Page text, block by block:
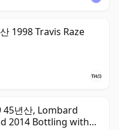
1998 Travis Raze
년산, Lombard
2014 Bottling with